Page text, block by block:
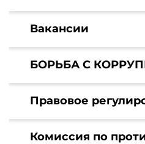
Вакансии
БОРЬБА С
Правовое
Комиссия по